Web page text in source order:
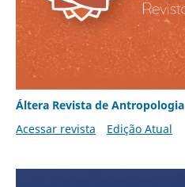
Áltera Revista de Antropologia
Acessar revista
Edição Atual